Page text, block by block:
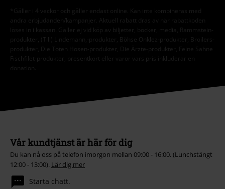
*Gäller i 4 veckor och gäller endast online. Kan inte kombineras med
andra erbjudanden/kampanjer. Aktuell rabatt dras av när rabattkoden
löses in i kassan. Gäller ej vid köp av biljetter, böcker, media, Rammstein-
produkter, (Till) Lindemann,-produkter, Böhse Onklez-produkter, Broilers-
produkter, Die Toten Hosen-produkter, Die Ärzte-produkter, Feine Sahne
Fischfilet-produkter, presentkort eller varor vars pris inkluderar en
donation.
Vår kundtjänst är här för dig
Du kan nå oss på telefon imorgon mellan 09:00 - 16:00. (Lunchstängt
12:00 - 13:00). Lär dig mer
Starta chatt.